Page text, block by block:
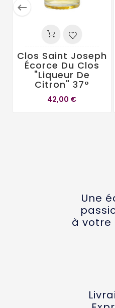

Clos Saint Joseph
Écorce Du Clos
"Liqueur De
Citron" 37°
42,00 €
Une
à votre